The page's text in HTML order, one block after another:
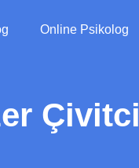
Online Psikolog
Çivitci